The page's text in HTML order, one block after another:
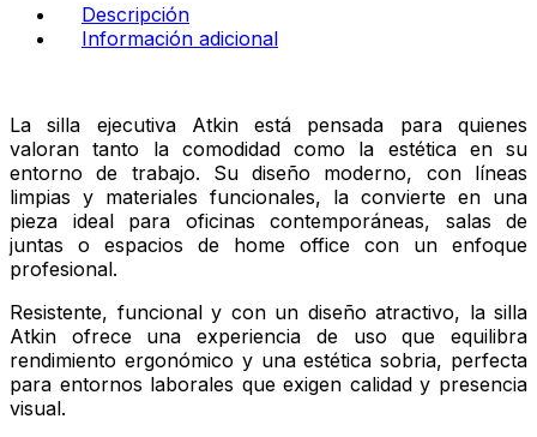
Descripción
Información adicional
La silla ejecutiva Atkin está pensada para quienes
valoran tanto la comodidad como la estética en su
entorno de trabajo. Su diseño moderno, con líneas
limpias y materiales funcionales, la convierte en una
pieza ideal para oficinas contemporáneas, salas de
juntas o espacios de home office con un enfoque
profesional.
Resistente, funcional y con un diseño atractivo, la silla
Atkin ofrece una experiencia de uso que equilibra
rendimiento ergonómico y una estética sobria, perfecta
para entornos laborales que exigen calidad y presencia
visual.